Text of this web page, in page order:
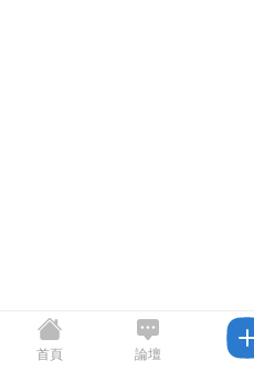
首頁 論壇